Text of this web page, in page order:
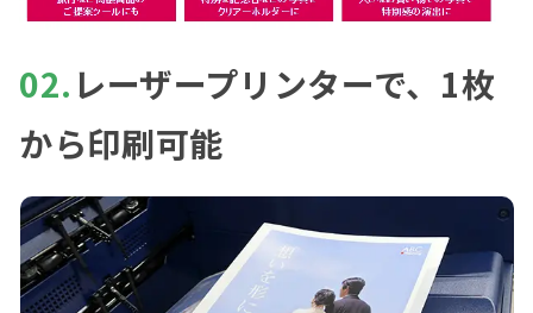
02. レーザープリンターで、1枚
から印刷可能